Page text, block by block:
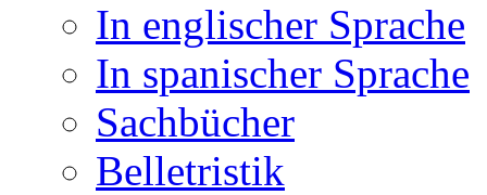
In englischer Sprache
In spanischer Sprache
Sachbücher
Belletristik